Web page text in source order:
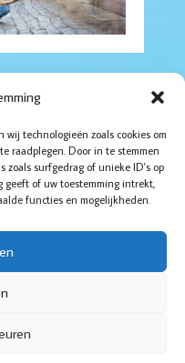
technologieën zoals cookies om
raadplegen. Door in te stemmen
zoals surfgedrag of unieke ID's op
geeft of uw toestemming intrekt,
functies en mogelijkheden.